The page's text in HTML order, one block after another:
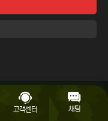
고객센터 채팅